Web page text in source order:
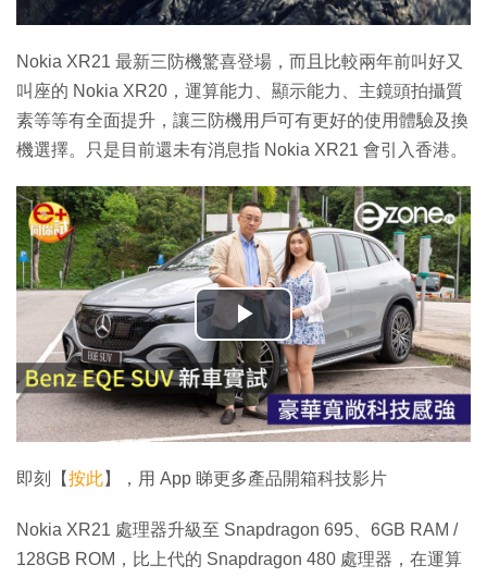
Nokia XR21 最新三防機驚喜登場，而且比較兩年前叫好又
叫座的 Nokia XR20，運算能力、顯示能力、主鏡頭拍攝質
素等等有全面提升，讓三防機用戶可有更好的使用體驗及換
機選擇。只是目前還未有消息指 Nokia XR21 會引入香港。
播
放
影
片
即刻【按此】，用 App 睇更多產品開箱科技影片
Nokia XR21 處理器升級至 Snapdragon 695、6GB RAM /
128GB ROM，比上代的 Snapdragon 480 處理器，在運算